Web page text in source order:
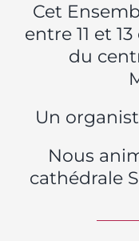
Cet
entre 11 et
du
Un
Nous
cathédrale